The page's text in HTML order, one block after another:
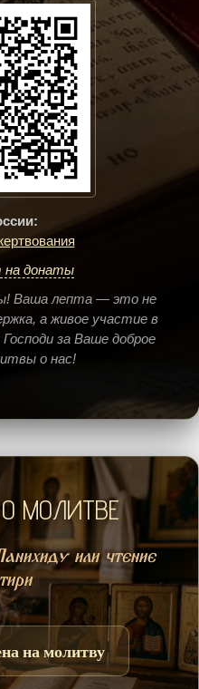
донаты
Ваша лепта — это не
а живое участие в
за Ваше доброе
о нас!
МОЛИТВЕ
или чтение
на молитву